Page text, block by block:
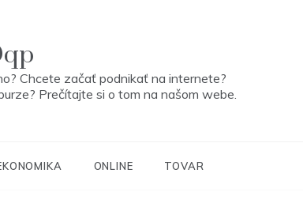
Chcete začať podnikať na internete?
Prečítajte si o tom na našom webe.
ONLINE TOVAR